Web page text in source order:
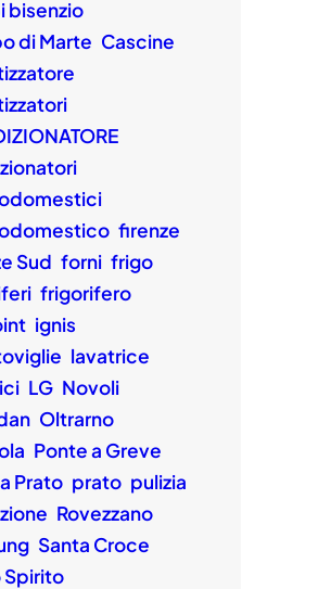
bisenzio
di Marte Cascine
firenze
Sud forni frigo
frigorifero
ignis
lavatrice
LG Novoli
Oltrarno
Ponte a Greve
Prato prato pulizia
Rovezzano
Santa Croce
Spirito